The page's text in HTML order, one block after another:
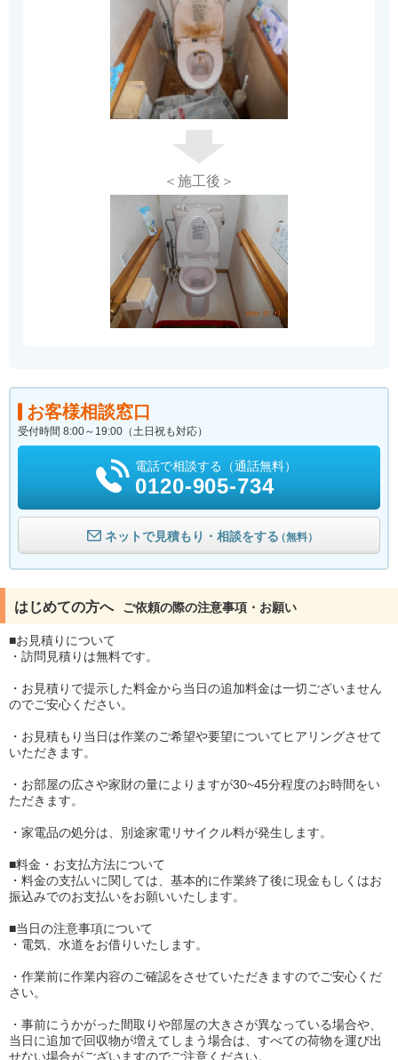
＜施工後＞
お客様相談窓口
受付時間 8:00～19:00（土日祝も対応）
電話で相談する（通話無料）
0120-905-734
ネットで見積もり・相談をする（無料）
はじめての方へ ご依頼の際の注意事項・お願い
■お見積りについて
・訪問見積りは無料です。
・お見積りで提示した料金から当日の追加料金は一切ございません
のでご安心ください。
・お見積もり当日は作業のご希望や要望についてヒアリングさせて
いただきます。
・お部屋の広さや家財の量によりますが30~45分程度のお時間をい
ただきます。
・家電品の処分は、別途家電リサイクル料が発生します。
■料金・お支払方法について
・料金の支払いに関しては、基本的に作業終了後に現金もしくはお
振込みでのお支払いをお願いいたします。
■当日の注意事項について
・電気、水道をお借りいたします。
・作業前に作業内容のご確認をさせていただきますのでご安心くだ
さい。
・事前にうかがった間取りや部屋の大きさが異なっている場合や、
当日に追加で回収物が増えてしまう場合は、すべての荷物を運び出
せない場合がございますのでご注意ください。